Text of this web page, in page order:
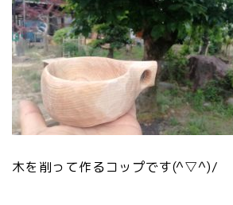
木を削って作るコップです(^▽^)/